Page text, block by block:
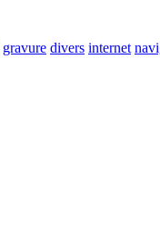
gravure divers internet